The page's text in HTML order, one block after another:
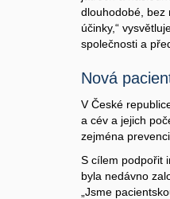
dlouhodobé, bez
účinky,“
společnosti a
Nová
V České
a cév a jejich
zejména
S cílem podpořit
byla nedávno
„Jsme